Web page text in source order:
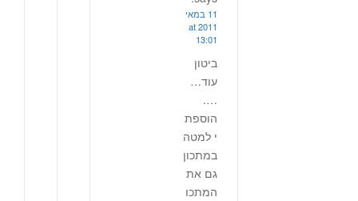
11 במאי
2011 at
13:01
ביטון
עוד…
….
הוספת
י למטה
במתכון
גם את
המתכו